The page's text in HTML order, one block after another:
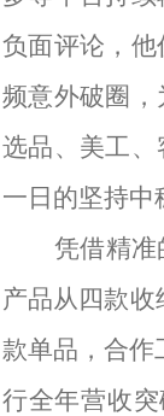
负面评论，
频意外破圈
选品、美工
一日的坚持中
凭借精
产品从四款
款单品，合作
行全年营收